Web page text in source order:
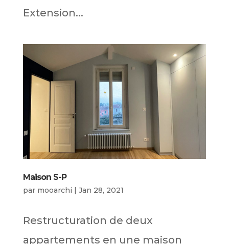
Extension...
Maison S-P
par mooarchi | Jan 28, 2021
Restructuration de deux
appartements en une maison